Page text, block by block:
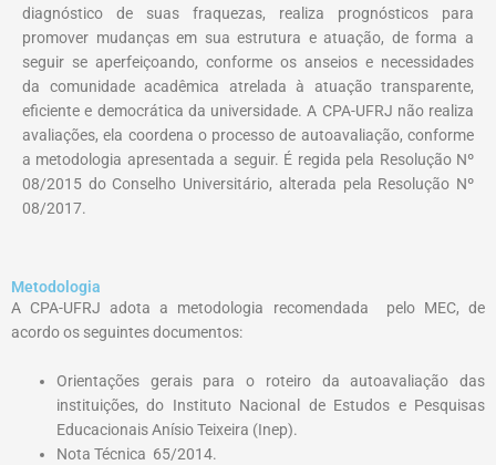
diagnóstico de suas fraquezas, realiza prognósticos para
promover mudanças em sua estrutura e atuação, de forma a
seguir se aperfeiçoando, conforme os anseios e necessidades
da comunidade acadêmica atrelada à atuação transparente,
eficiente e democrática da universidade. A CPA-UFRJ não realiza
avaliações, ela coordena o processo de autoavaliação, conforme
a metodologia apresentada a seguir. É regida pela Resolução Nº
08/2015 do Conselho Universitário, alterada pela Resolução Nº
08/2017.
Metodologia
A CPA-UFRJ adota a metodologia recomendada pelo MEC, de
acordo os seguintes documentos:
Orientações gerais para o roteiro da autoavaliação das
instituições, do Instituto Nacional de Estudos e Pesquisas
Educacionais Anísio Teixeira (Inep).
Nota Técnica 65/2014.